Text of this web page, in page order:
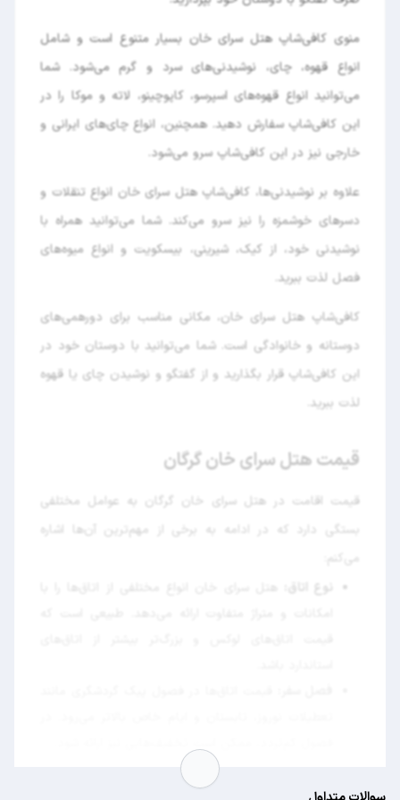
منوی کافی‌شاپ هتل سرای خان بسیار متنوع است و شامل
انواع قهوه، چای، نوشیدنی‌های سرد و گرم می‌شود. شما
می‌توانید انواع قهوه‌های اسپرسو، کاپوچینو، لاته و موکا را در
این کافی‌شاپ سفارش دهید. همچنین، انواع چای‌های ایرانی و
خارجی نیز در این کافی‌شاپ سرو می‌شود.
علاوه بر نوشیدنی‌ها، کافی‌شاپ هتل سرای خان انواع تنقلات و
دسرهای خوشمزه را نیز سرو می‌کند. شما می‌توانید همراه با
نوشیدنی خود، از کیک، شیرینی، بیسکویت و انواع میوه‌های
فصل لذت ببرید.
کافی‌شاپ هتل سرای خان، مکانی مناسب برای دورهمی‌های
دوستانه و خانوادگی است. شما می‌توانید با دوستان خود در
این کافی‌شاپ قرار بگذارید و از گفتگو و نوشیدن چای یا قهوه
لذت ببرید.
قیمت هتل سرای خان گرگان
قیمت اقامت در هتل سرای خان گرگان به عوامل مختلفی
بستگی دارد که در ادامه به برخی از مهم‌ترین آن‌ها اشاره
نوع اتاق:
هتل سرای خان انواع مختلفی از اتاق‌ها را با
معمولاً قیمت اتاق‌ها در روزهای تعطیل
آخر هفته کمی بالاتر از روزهای وسط هفته است.